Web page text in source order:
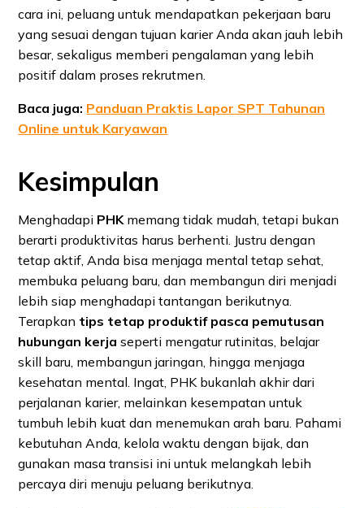
cara ini, peluang untuk mendapatkan pekerjaan baru
yang sesuai dengan tujuan karier Anda akan jauh lebih
besar, sekaligus memberi pengalaman yang lebih
positif dalam proses rekrutmen.
Baca juga: Panduan Praktis Lapor SPT Tahunan
Online untuk Karyawan
Kesimpulan
Menghadapi PHKmemang tidak mudah, tetapi bukan
berarti produktivitas harus berhenti. Justru dengan
tetap aktif, Anda bisa menjaga mental tetap sehat,
membuka peluang baru, dan membangun diri menjadi
lebih siap menghadapi tantangan berikutnya.
Terapkan tips tetap produktif pasca pemutusan
hubungan kerja seperti mengatur rutinitas, belajar
skill baru, membangun jaringan, hingga menjaga
kesehatan mental. Ingat, PHK bukanlah akhir dari
perjalanan karier, melainkan kesempatan untuk
tumbuh lebih kuat dan menemukan arah baru. Pahami
kebutuhan Anda, kelola waktu dengan bijak, dan
gunakan masa transisi ini untuk melangkah lebih
percaya diri menuju peluang berikutnya.